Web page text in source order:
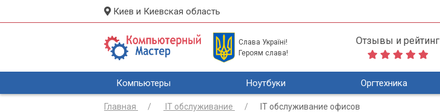
Киев и Киевская область
Слава Україні!
Героям слава!
Отзывы и рейтинг
Компьютеры Ноутбуки Оргтехника
Главная IT обслуживание IT обслуживание офисов